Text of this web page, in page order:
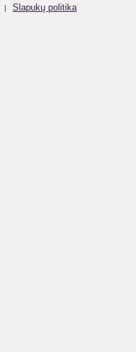
| Slapukų politika